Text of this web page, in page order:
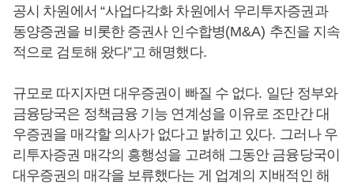
공시 차원에서 “사업다각화 차원에서 우리투자증권과
동양증권을 비롯한 증권사 인수합병(M&A) 추진을 지속
적으로 검토해 왔다”고 해명했다.
규모로 따지자면 대우증권이 빠질 수 없다. 일단 정부와
금융당국은 정책금융 기능 연계성을 이유로 조만간 대
우증권을 매각할 의사가 없다고 밝히고 있다. 그러나 우
리투자증권 매각의 흥행성을 고려해 그동안 금융당국이
대우증권의 매각을 보류했다는 게 업계의 지배적인 해